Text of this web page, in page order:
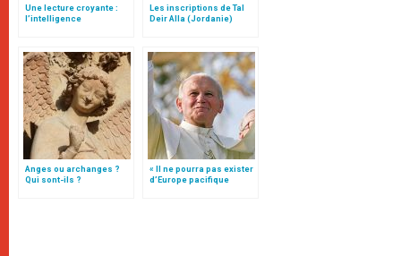
Une lecture croyante :
l’intelligence
Les inscriptions de Tal
Deir Alla (Jordanie)
Anges ou archanges ?
Qui sont-ils ?
« Il ne pourra pas exister
d’Europe pacifique